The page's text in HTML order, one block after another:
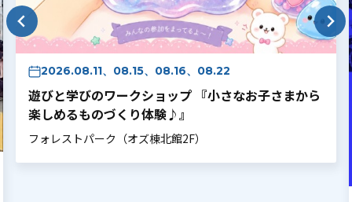
2026.08.11、08.15、08.16、08.22
遊びと学びのワークショップ 『小さなお子さまから
楽しめるものづくり体験♪』
フォレストパーク（オズ棟北館2F）